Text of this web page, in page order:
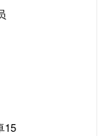
15